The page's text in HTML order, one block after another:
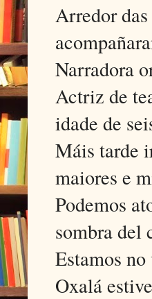
Arredor
Narradora
Actriz de
idade de
Máis tarde
maiores e
Podemos
sombra del
Estamos
Oxalá